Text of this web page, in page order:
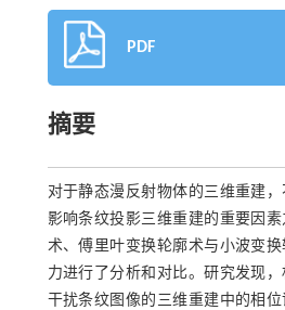
PDF
摘要
对于静态漫反射物体的三维重建
影响条纹投影三维重建的重要因
术、傅里叶变换轮廓术与小波变
力进行了分析和对比。研究发现
干扰条纹图像的三维重建中的相